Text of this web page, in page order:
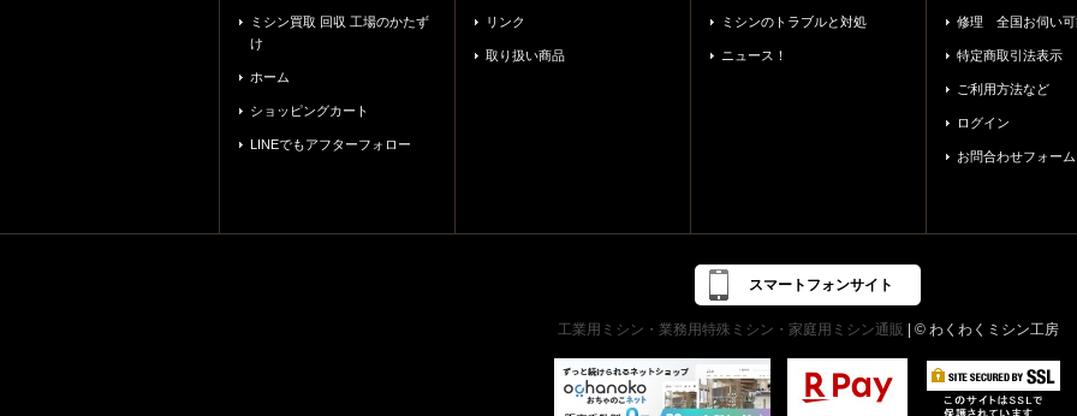
ミシン買取 回収 工場のかたず
け
ホーム
ショッピングカート
LINEでもアフターフォロー
リンク
取り扱い商品
ミシンのトラブルと対処
ニュース！
修理 全国お伺い可
特定商取引法表示
ご利用方法など
ログイン
お問合わせフォーム
スマートフォンサイト
工業用ミシン・業務用特殊ミシン・家庭用ミシン通販 | © わくわくミシン工房